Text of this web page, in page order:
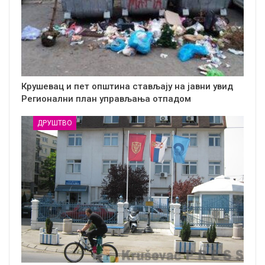
Крушевац и пет општина стављају на јавни увид
Регионални план управљања отпадом
ДРУШТВО